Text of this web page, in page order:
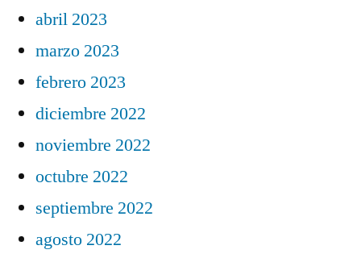
abril 2023
marzo 2023
febrero 2023
diciembre 2022
noviembre 2022
octubre 2022
septiembre 2022
agosto 2022